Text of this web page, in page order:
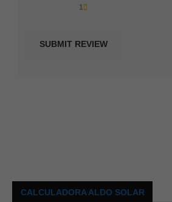
1
CALCULADORA ALDO SOLAR